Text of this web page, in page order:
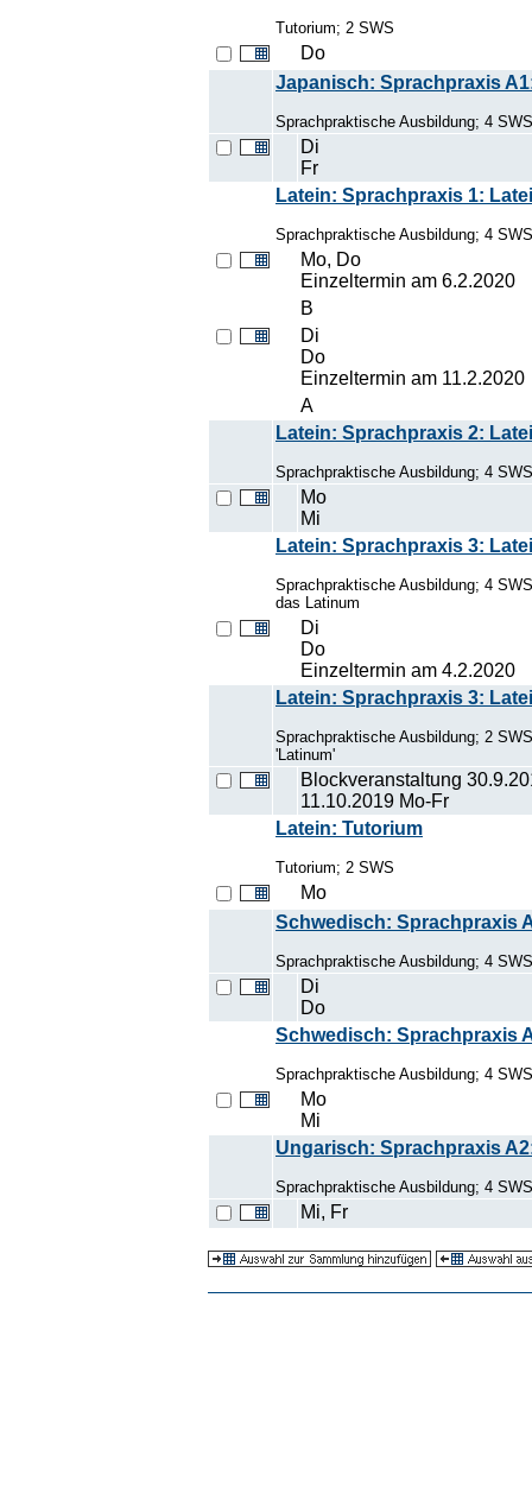
Tutorium; 2 SWS
Do
Japanisch: Sprachpraxis
Sprachpraktische Ausbildung; 4
Di
Fr
Latein: Sprachpraxis 1:
Sprachpraktische Ausbildung; 4
Mo, Do
Einzeltermin am 6.2.2020
B
Di
Do
Einzeltermin am 11.2.2020
A
Latein: Sprachpraxis 2:
Sprachpraktische Ausbildung; 4
Mo
Mi
Latein: Sprachpraxis 3:
Sprachpraktische Ausbildung; 4
das Latinum
Di
Do
Einzeltermin am 4.2.2020
Latein: Sprachpraxis 3:
Sprachpraktische Ausbildung; 2
'Latinum'
Blockveranstaltung
11.10.2019 Mo-Fr
Latein: Tutorium
Tutorium; 2 SWS
Mo
Schwedisch: Sprachpraxis
Sprachpraktische Ausbildung; 4
Di
Do
Schwedisch: Sprachpraxis
Sprachpraktische Ausbildung; 4
Mo
Mi
Ungarisch: Sprachpraxis
Sprachpraktische Ausbildung; 4
Mi, Fr